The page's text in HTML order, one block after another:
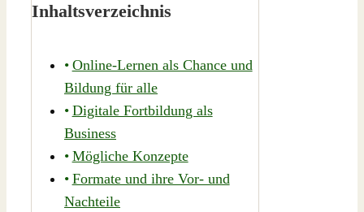
Inhaltsverzeichnis
Online-Lernen als Chance und
Bildung für alle
Digitale Fortbildung als
Business
Mögliche Konzepte
Formate und ihre Vor- und
Nachteile